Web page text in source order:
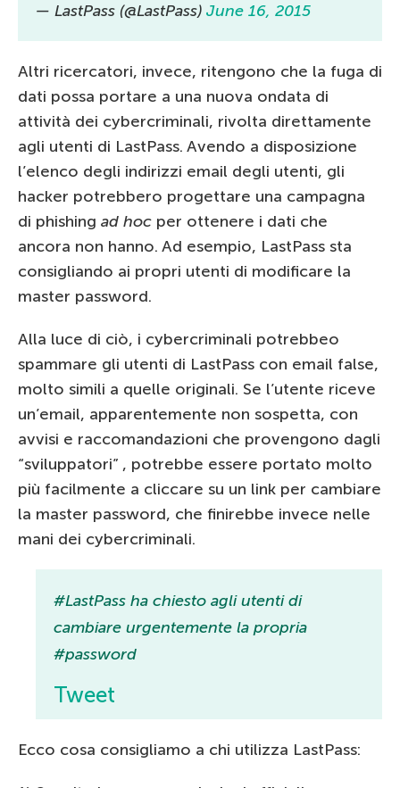
— LastPass (@LastPass) June 16, 2015
Altri ricercatori, invece, ritengono che la fuga di
dati possa portare a una nuova ondata di
attività dei cybercriminali, rivolta direttamente
agli utenti di LastPass. Avendo a disposizione
l’elenco degli indirizzi email degli utenti, gli
hacker potrebbero progettare una campagna
di phishing ad hoc per ottenere i dati che
ancora non hanno. Ad esempio, LastPass sta
consigliando ai propri utenti di modificare la
master password.
Alla luce di ciò, i cybercriminali potrebbeo
spammare gli utenti di LastPass con email false,
molto simili a quelle originali. Se l’utente riceve
un’email, apparentemente non sospetta, con
avvisi e raccomandazioni che provengono dagli
“sviluppatori” , potrebbe essere portato molto
più facilmente a cliccare su un link per cambiare
la master password, che finirebbe invece nelle
mani dei cybercriminali.
#LastPass ha chiesto agli utenti di
cambiare urgentemente la propria
#password
Tweet
Ecco cosa consigliamo a chi utilizza LastPass: